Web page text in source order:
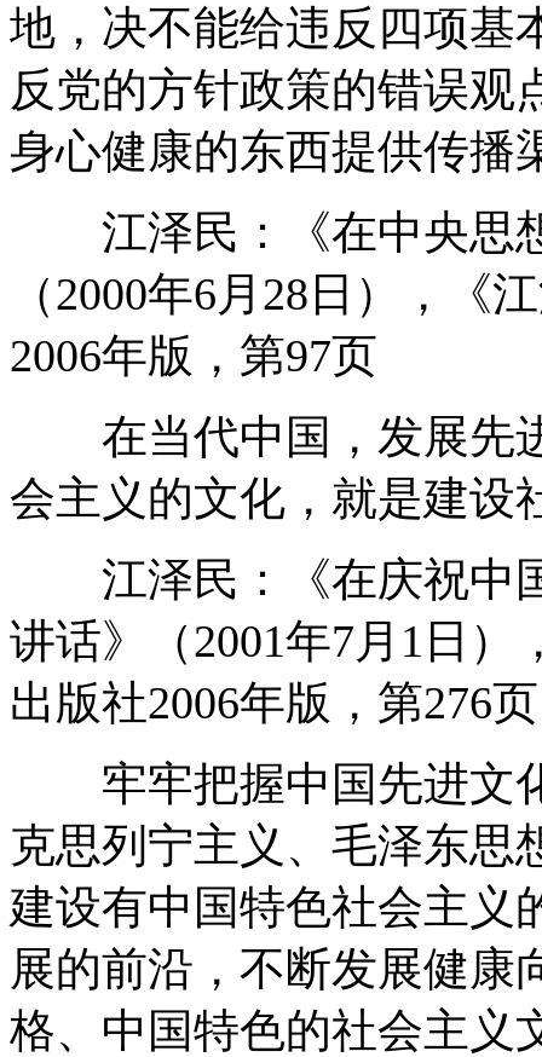
地，决不能给违反四项基
反党的方针政策的错误观
身心健康的东西提供传播
江泽民：《在中央思
（2000年6月28日），《
2006年版，第97页
在当代中国，发展先
会主义的文化，就是建设
江泽民：《在庆祝中
讲话》（2001年7月1日
出版社2006年版，第276页
牢牢把握中国先进文
克思列宁主义、毛泽东思
建设有中国特色社会主义
展的前沿，不断发展健康
格、中国特色的社会主义